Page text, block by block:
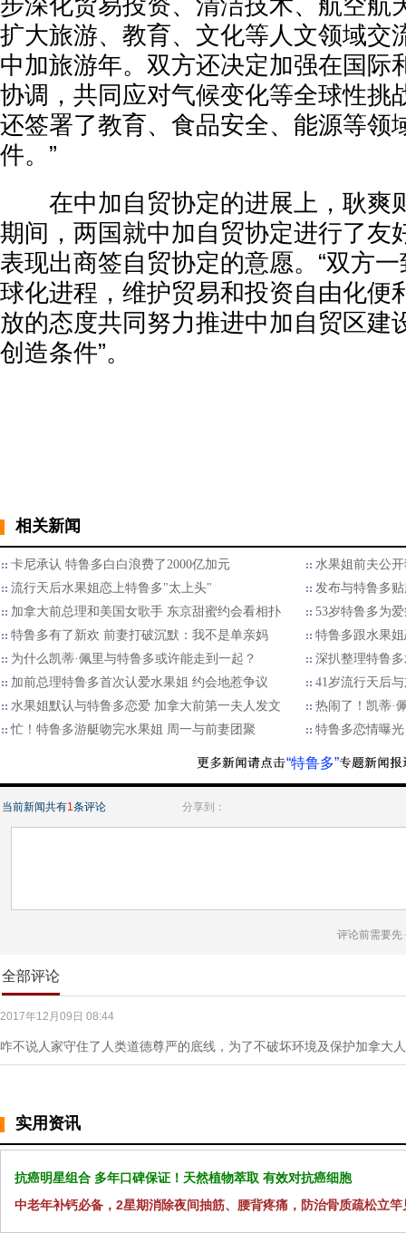
步深化贸易投资、清洁技术、航空航
扩大旅游、教育、文化等人文领域交
中加旅游年。双方还决定加强在国际
协调，共同应对气候变化等全球性挑
还签署了教育、食品安全、能源等领
件。”
在中加自贸协定的进展上，耿爽
期间，两国就中加自贸协定进行了友
表现出商签自贸协定的意愿。“双方
球化进程，维护贸易和投资自由化便
放的态度共同努力推进中加自贸区建
创造条件”。
相关新闻
卡尼承认 特鲁多白白浪费了2000亿加元
水果姐前夫公
流行天后水果姐恋上特鲁多"太上头"
发布与特鲁多
加拿大前总理和美国女歌手 东京甜蜜约会看相扑
53岁特鲁多为
特鲁多有了新欢 前妻打破沉默：我不是单亲妈
特鲁多跟水果
为什么凯蒂·佩里与特鲁多或许能走到一起？
深扒整理特鲁
加前总理特鲁多首次认爱水果姐 约会地惹争议
41岁流行天后
水果姐默认与特鲁多恋爱 加拿大前第一夫人发文
热闹了！凯蒂·
忙！特鲁多游艇吻完水果姐 周一与前妻团聚
特鲁多恋情曝
“特鲁多”
当前新闻共有1条评论 分享到：
评论前需要先
全部评论
2017年12月09日 08:44
咋不说人家守住了人类道德尊严的底线，为了不破坏环境及保护加拿大
实用资讯
抗癌明星组合 多年口碑保证！天然植物萃取 有效对抗癌细胞
中老年补钙必备，2星期消除夜间抽筋、腰背疼痛，防治骨质疏松立竿